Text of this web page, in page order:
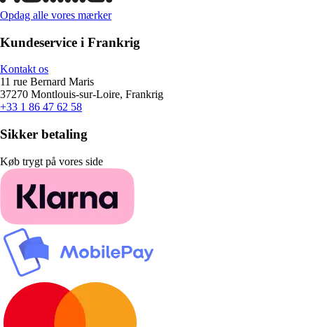
Opdag alle vores mærker
Kundeservice i Frankrig
Kontakt os
11 rue Bernard Maris
37270 Montlouis-sur-Loire, Frankrig
+33 1 86 47 62 58
Sikker betaling
Køb trygt på vores side